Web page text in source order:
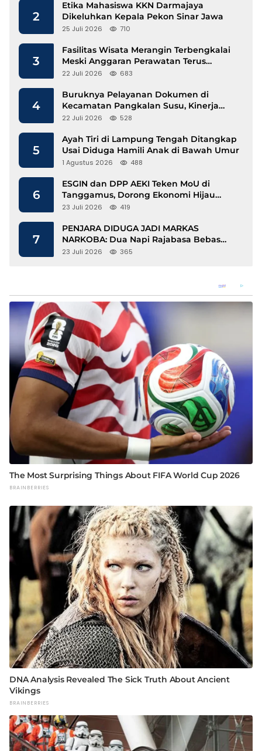
2
Etika Mahasiswa KKN Darmajaya
Dikeluhkan Kepala Pekon Sinar Jawa
25 Juli 2026 710
3
Fasilitas Wisata Merangin Terbengkalai
Meski Anggaran Perawatan Terus
Mengalir
22 Juli 2026 683
4
Buruknya Pelayanan Dokumen di
Kecamatan Pangkalan Susu, Kinerja
Disdukcapil Langkat Disorot
22 Juli 2026 528
5
Ayah Tiri di Lampung Tengah Ditangkap
Usai Diduga Hamili Anak di Bawah Umur
1 Agustus 2026 488
6
ESGIN dan DPP AEKI Teken MoU di
Tanggamus, Dorong Ekonomi Hijau
Berbasis Kopi dan Perdagangan Karbon
23 Juli 2026 419
7
PENJARA DIDUGA JADI MARKAS
NARKOBA: Dua Napi Rajabasa Bebas
Gunakan HP, Muncul Dugaan
23 Juli 2026 365